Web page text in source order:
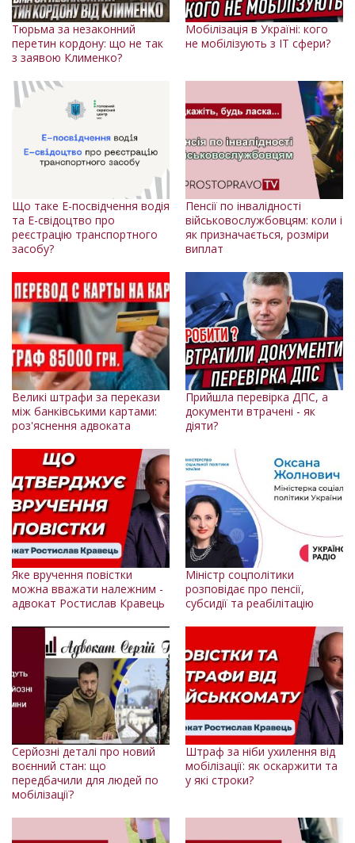
Тюрьма за незаконний
перетин кордону: що не так
з заявою Клименко?
Мобілізація в Україні: кого
не мобілізують з IT сфери?
Що таке Е-посвідчення водія
та Е-свідоцтво про
реєстрацію транспортного
засобу?
Пенсії по інвалідності
військовослужбовцям: коли і
як призначається, розміри
виплат
Великі штрафи за перекази
між банківськими картами:
роз'яснення адвоката
Прийшла перевiрка ДПС, а
документи втрачені - як
діяти?
Яке вручення повістки
можна вважати належним -
адвокат Ростислав Кравець
Міністр соцполітики
розповідає про пенсії,
субсидії та реабілітацію
Серйозні деталі про новий
воєнний стан: що
передбачили для людей по
мобілізації?
Штраф за ніби ухилення від
мобілізації: як оскаржити та
у які строки?